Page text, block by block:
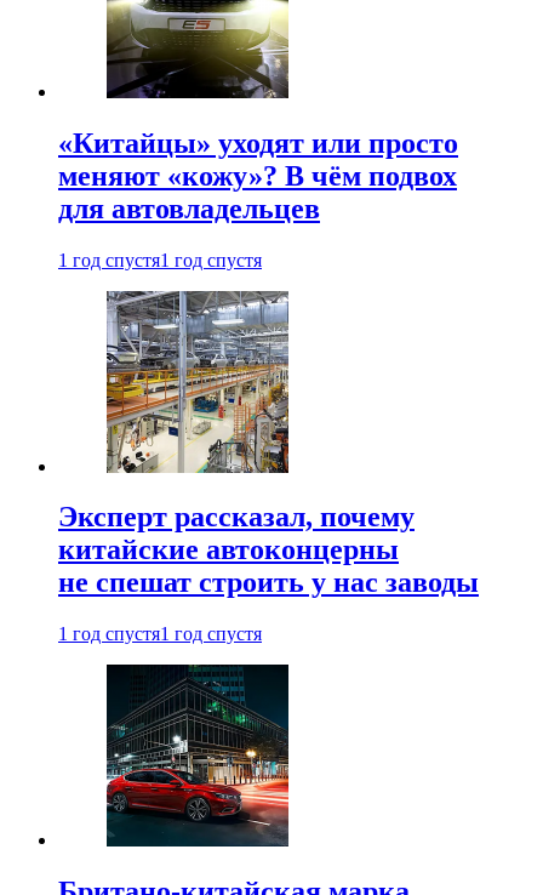
«Китайцы» уходят или просто
меняют «кожу»? В чём подвох
для автовладельцев
1 год спустя1 год спустя
Эксперт рассказал, почему
китайские автоконцерны
не спешат строить у нас заводы
1 год спустя1 год спустя